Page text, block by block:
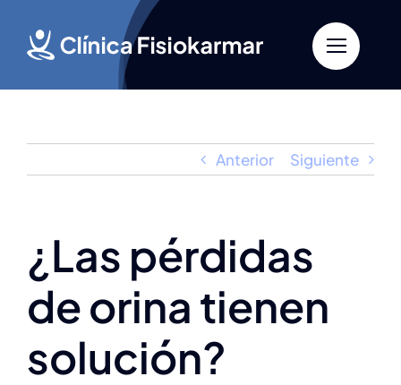
contenido
Anterior Siguiente
¿Las pérdidas
de orina tienen
solución?